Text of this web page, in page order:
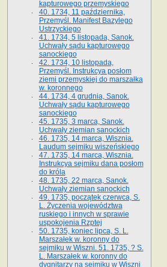
kapturowego przemyskiego
40. 1734, 11 października,
Przemyśl. Manifest Bazylego
Ustrzyckiego
41. 1734, 5 listopada, Sanok.
Uchwały sądu kapturowego
sanockiego
42. 1734, 10 listopada,
Przemyśl. Instrukcya posłom
ziemi przemyskiej do marszałka
w. koronnego
44. 1734, 4 grudnia, Sanok.
Uchwały sądu kapturowego
sanockiego
45. 1735, 3 marca, Sanok.
Uchwały ziemian sanockich
46. 1735, 14 marca, Wisznia.
Laudum sejmiku wiszeńskiego
47. 1735, 14 marca, Wisznia.
Instrukcya sejmiku dana posłom
do króla
48. 1735, 22 marca, Sanok.
Uchwały ziemian sanockich
49. 1735, początek czerwca, S.
L. Życzenia województwa
ruskiego i innych w sprawie
uspokojenia Rzptej
50. 1735, koniec lipca, S. L.
Marszałek w. koronny do
sejmiku w Wiszni. 51. 1735, ? S.
L. Marszałek w. koronny do
dygnitarzy na sejmiku w Wiszni